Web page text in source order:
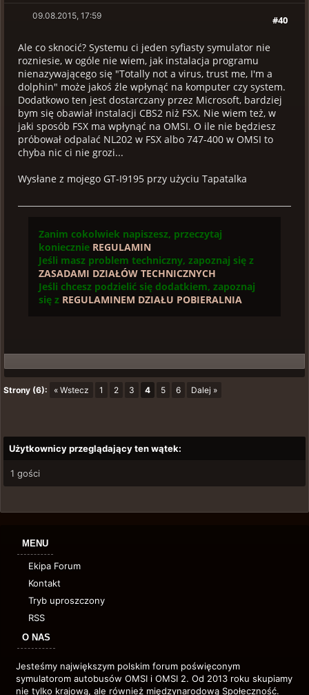
#40
09.08.2015, 17:59
Ale co sknocić? Systemu ci jeden syfiasty symulator nie
rozniesie, w ogóle nie wiem, jak instalacja programu
nienazywającego się "Totally not a virus, trust me, I'm a
dolphin" może jakoś źle wpłynąć na komputer czy system.
Dodatkowo ten jest dostarczany przez Microsoft, bardziej
bym się obawiał instalacji CBS2 niż FSX. Nie wiem też, w
jaki sposób FSX ma wpłynąć na OMSI. O ile nie będziesz
próbował odpalać NL202 w FSX albo 747-400 w OMSI to
chyba nic ci nie grozi...
Wysłane z mojego GT-I9195 przy użyciu Tapatalka
Zanim cokolwiek napiszesz, przeczytaj
koniecznie REGULAMIN
Jeśli masz problem techniczny, zapoznaj się z
ZASADAMI DZIAŁÓW TECHNICZNYCH
Jeśli chcesz podzielić się dodatkiem, zapoznaj
się z REGULAMINEM DZIAŁU POBIERALNIA
Strony (6): « Wstecz 1 2 3 4 5 6 Dalej »
Użytkownicy przeglądający ten wątek:
1 gości
MENU
Ekipa Forum
Kontakt
Tryb uproszczony
RSS
O NAS
Jesteśmy największym polskim forum poświęconym
symulatorom autobusów OMSI i OMSI 2. Od 2013 roku skupiamy
nie tylko krajową, ale również międzynarodową Społeczność.